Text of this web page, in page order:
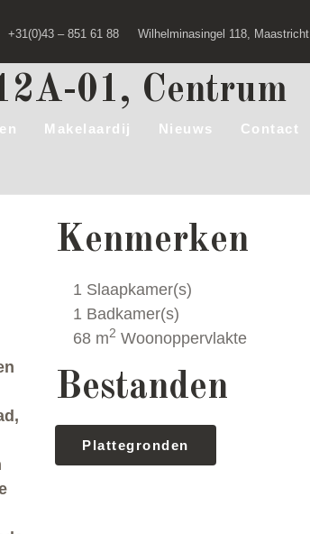
+31(0)43 – 851 61 88 Wilhelminasingel 118, Maastricht
Makelaardij Nieuws Contact
01, Centrum
Kenmerken
1 Slaapkamer(s)
1 Badkamer(s)
68 m2 Woonoppervlakte
Bestanden
Plattegronden